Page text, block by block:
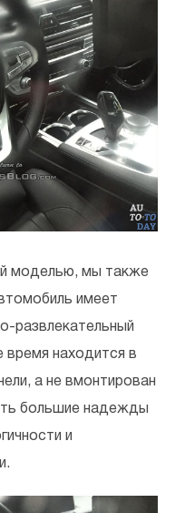
моделью, мы также
имеет
развлекательный
время находится в
а не вмонтирован
большие надежды
и